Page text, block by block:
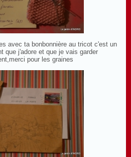
avec ta bonbonnière au tricot c'est un
que j'adore et que je vais garder
pour les graines